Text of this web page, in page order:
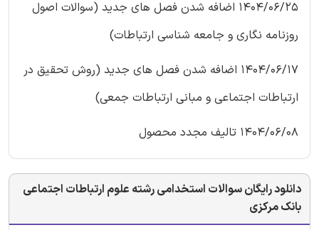
1404/06/25 اضافه شدن فصل های جدید (سوالات اصول
روزنامه نگاری و جامعه شناسی ارتباطات)
1404/06/17 اضافه شدن فصل های جدید (روش تحقیق در
ارتباطات اجتماعی و مبانی ارتباطات جمعی)
1404/06/08 تالیف مجدد محصول
دانلود رایگان سوالات استخدامی رشته علوم ارتباطات اجتماعی
بانک مرکزی